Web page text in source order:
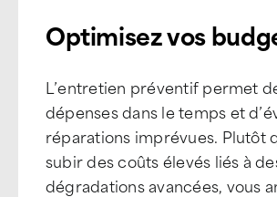
Optimisez vos
L’entretien préventif permet
dépenses dans le temps et
réparations imprévues. Plutôt
subir des coûts élevés liés à
dégradations avancées, vous